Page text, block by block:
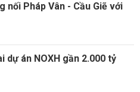
nối Pháp Vân - Cầu Giẽ với
dự án NOXH gần 2.000 tỷ